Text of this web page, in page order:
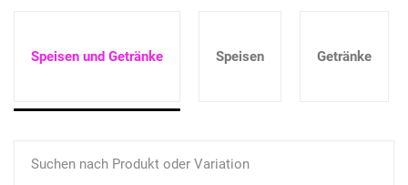
Speisen und Getränke Speisen Getränke